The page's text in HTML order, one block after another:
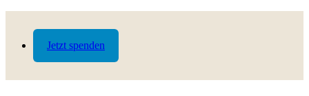
Jetzt spenden